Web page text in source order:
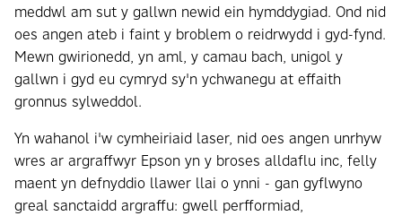
meddwl am sut y gallwn newid ein hymddygiad. Ond nid
oes angen ateb i faint y broblem o reidrwydd i gyd-fynd.
Mewn gwirionedd, yn aml, y camau bach, unigol y
gallwn i gyd eu cymryd sy'n ychwanegu at effaith
gronnus sylweddol.
Yn wahanol i'w cymheiriaid laser, nid oes angen unrhyw
wres ar argraffwyr Epson yn y broses alldaflu inc, felly
maent yn defnyddio llawer llai o ynni - gan gyflwyno
greal sanctaidd argraffu: gwell perfformiad,